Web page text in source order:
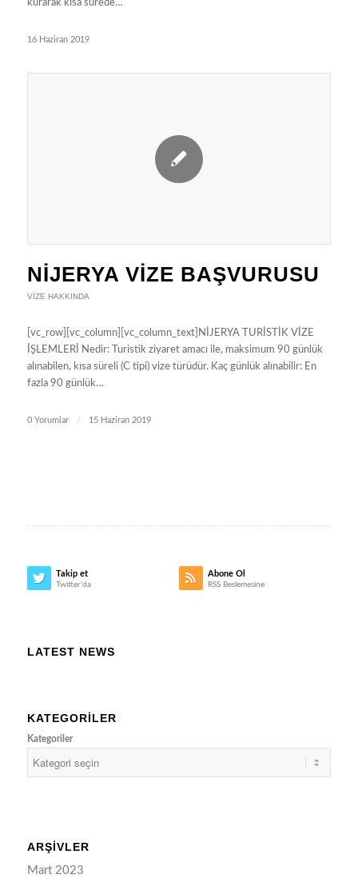
kurarak kısa sürede…
16 Haziran 2019
NIJERYA VIZE BAŞVURUSU
VIZE HAKKINDA
[vc_row][vc_column][vc_column_text]NİJERYA TURİSTİK VİZE
İŞLEMLERİ Nedir: Turistik ziyaret amacı ile, maksimum 90 günlük
alınabilen, kısa süreli (C tipi) vize türüdür. Kaç günlük alınabilir: En
fazla 90 günlük…
0 Yorumlar / 15 Haziran 2019
Takip et
Twitter'da
Abone Ol
RSS Beslemesine
LATEST NEWS
KATEGORILER
Kategoriler
ARŞIVLER
Mart 2023